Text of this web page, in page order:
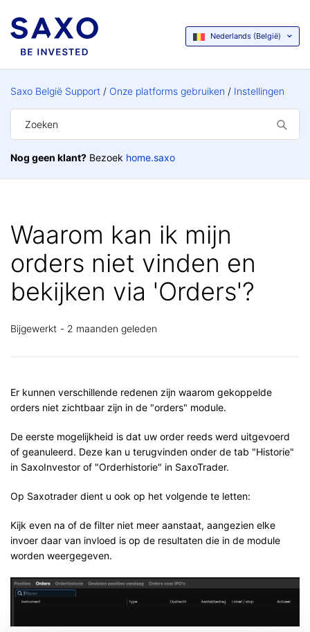
Nederlands (België)
Saxo België Support Onze platforms gebruiken Instellingen
Nog geen klant? Bezoek home.saxo
Waarom kan ik mijn
orders niet vinden en
bekijken via 'Orders'?
Bijgewerkt 2 maanden geleden
Er kunnen verschillende redenen zijn waarom gekoppelde
orders niet zichtbaar zijn in de "orders" module.
De eerste mogelijkheid is dat uw order reeds werd uitgevoerd
of geanuleerd. Deze kan u terugvinden onder de tab "Historie"
in SaxoInvestor of "Orderhistorie" in SaxoTrader.
Op Saxotrader dient u ook op het volgende te letten:
Kijk even na of de filter niet meer aanstaat, aangezien elke
invoer daar van invloed is op de resultaten die in de module
worden weergegeven.